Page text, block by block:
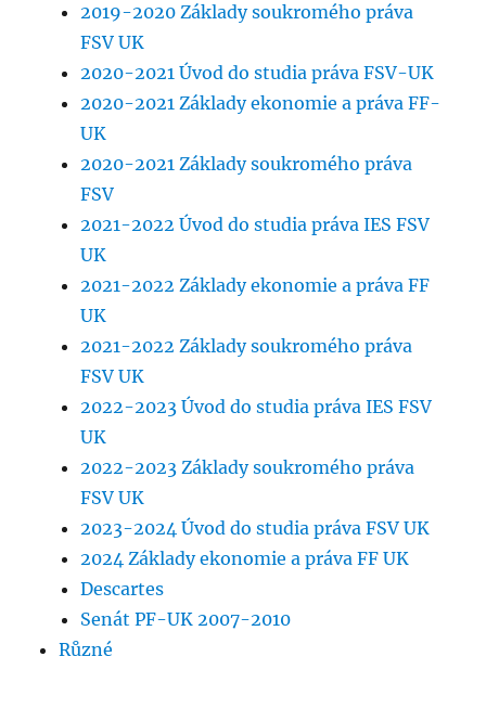
2019-2020 Základy soukromého práva
FSV UK
2020-2021 Úvod do studia práva FSV-UK
2020-2021 Základy ekonomie a práva FF-
UK
2020-2021 Základy soukromého práva
FSV
2021-2022 Úvod do studia práva IES FSV
UK
2021-2022 Základy ekonomie a práva FF
UK
2021-2022 Základy soukromého práva
FSV UK
2022-2023 Úvod do studia práva IES FSV
UK
2022-2023 Základy soukromého práva
FSV UK
2023-2024 Úvod do studia práva FSV UK
2024 Základy ekonomie a práva FF UK
Descartes
Senát PF-UK 2007-2010
Různé